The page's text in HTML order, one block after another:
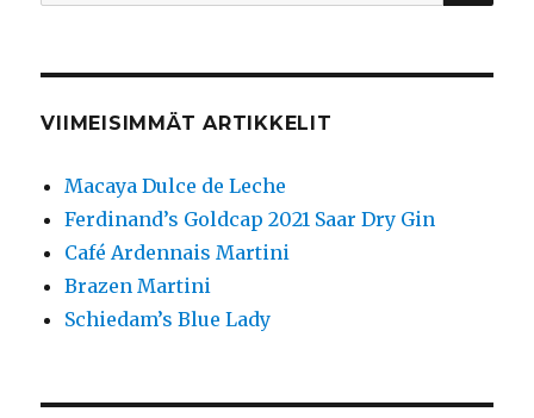
VIIMEISIMMÄT ARTIKKELIT
Macaya Dulce de Leche
Ferdinand’s Goldcap 2021 Saar Dry Gin
Café Ardennais Martini
Brazen Martini
Schiedam’s Blue Lady